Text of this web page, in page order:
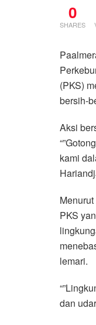
0
SHARES
(PKS)
bersih-
Aksi
kami
PKS
lemari.
dan